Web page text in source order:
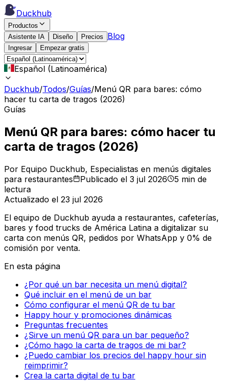
Duckhub
Productos
Asistente IA
Diseño Precios Blog
Ingresar Empezar gratis
Español (Latinoamérica)
Duckhub/Todos/Guías/Menú QR para bares: cómo
hacer tu carta de tragos (2026)
Guías
Menú QR para bares: cómo hacer tu
carta de tragos (2026)
Por Equipo Duckhub, Especialistas en menús digitales
para restaurantes
Publicado el 3 jul 2026
5 min de
lectura
Actualizado el 23 jul 2026
El equipo de Duckhub ayuda a restaurantes, cafeterías,
bares y food trucks de América Latina a digitalizar su
carta con menús QR, pedidos por WhatsApp y 0% de
comisión por venta.
En esta página
¿Por qué un bar necesita un menú digital?
Qué incluir en el menú de un bar
Cómo configurar el menú QR de tu bar
Happy hour y promociones dinámicas
Preguntas frecuentes
¿Sirve un menú QR para un bar pequeño?
¿Cómo hago la carta de tragos de mi bar?
¿Puedo cambiar los precios del happy hour sin
reimprimir?
Crea la carta digital de tu bar